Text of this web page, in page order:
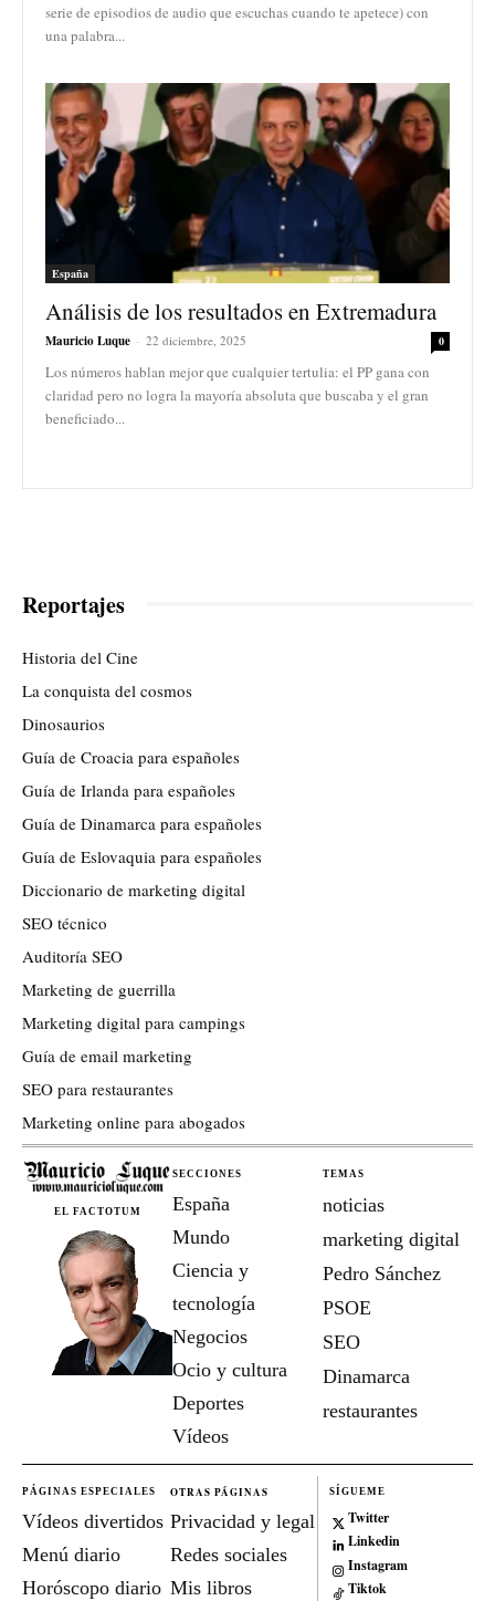
serie de episodios de audio que escuchas cuando te apetece) con
una palabra...
España
Análisis de los resultados en Extremadura
Mauricio Luque - 22 diciembre, 2025 0
Los números hablan mejor que cualquier tertulia: el PP gana con
claridad pero no logra la mayoría absoluta que buscaba y el gran
beneficiado...
Reportajes
Historia del Cine
La conquista del cosmos
Dinosaurios
Guía de Croacia para españoles
Guía de Irlanda para españoles
Guía de Dinamarca para españoles
Guía de Eslovaquia para españoles
Diccionario de marketing digital
SEO técnico
Auditoría SEO
Marketing de guerrilla
Marketing digital para campings
Guía de email marketing
SEO para restaurantes
Marketing online para abogados
EL FACTOTUM
SECCIONES
España
Mundo
Ciencia y
tecnología
Negocios
Ocio y cultura
Deportes
Vídeos
TEMAS
noticias
marketing digital
Pedro Sánchez
PSOE
SEO
Dinamarca
restaurantes
PÁGINAS ESPECIALES
Vídeos divertidos
Menú diario
Horóscopo diario
OTRAS PÁGINAS
Privacidad y legal
Redes sociales
Mis libros
SÍGUEME
Twitter
Linkedin
Instagram
Tiktok